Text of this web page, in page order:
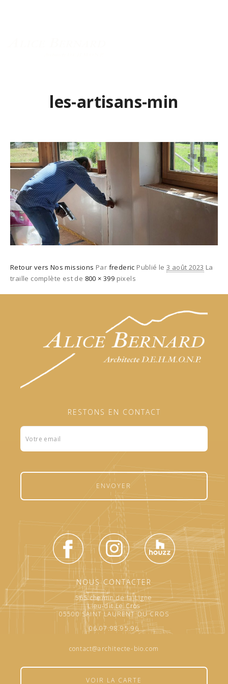
les-artisans-min
Retour vers Nos missions Par frederic Publié le3 août 2023 La
traille complète est de 800 × 399 pixels
RESTONS EN CONTACT
Formulaire
footer
ENVOYER
NOUS CONTACTER
565 chemin de la Ligne
Lieu-dit Le Cros
05500 SAINT LAURENT DU CROS
06.07.98.95.96
contact@architecte-bio.com
VOIR LA CARTE